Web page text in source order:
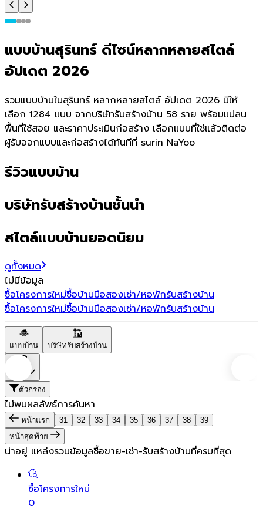
แบบบ้านสุรินทร์ ดีไซน์หลากหลายสไตล์
อัปเดต 2026
รวมแบบบ้านในสุรินทร์ หลากหลายสไตล์ อัปเดต 2026 มีให้
เลือก 1284 แบบ จากบริษัทรับสร้างบ้าน 58 ราย พร้อมแปลน
พื้นที่ใช้สอย และราคาประเมินก่อสร้าง เลือกแบบที่ใช่แล้วติดต่อ
ผู้รับออกแบบและก่อสร้างได้ทันทีที่ surin NaYoo
รีวิวแบบบ้าน
บริษัทรับสร้างบ้านชั้นนำ
สไตล์แบบบ้านยอดนิยม
ดูทั้งหมด
ไม่มีข้อมูล
ซื้อโครงการใหม่ซื้อบ้านมือสองเช่า/หอพักรับสร้างบ้าน
ซื้อโครงการใหม่ซื้อบ้านมือสองเช่า/หอพักรับสร้างบ้าน
แบบบ้าน บริษัทรับสร้างบ้าน
ตัวกรอง
ไม่พบผลลัพธ์การค้นหา
หน้าแรก 31 32 33 34 35 36 37 38
39
หน้าสุดท้าย
น่าอยู่ แหล่งรวมข้อมูลซื้อขาย-เช่า-รับสร้างบ้านที่ครบที่สุด
ซื้อโครงการใหม่
0